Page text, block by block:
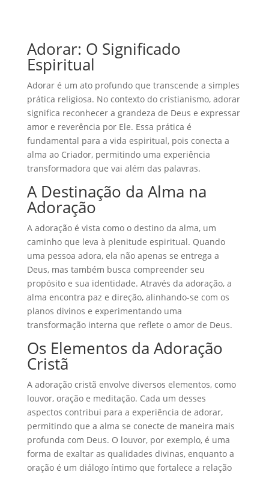
Adorar: O Significado
Espiritual
Adorar é um ato profundo que transcende a simples
prática religiosa. No contexto do cristianismo, adorar
significa reconhecer a grandeza de Deus e expressar
amor e reverência por Ele. Essa prática é
fundamental para a vida espiritual, pois conecta a
alma ao Criador, permitindo uma experiência
transformadora que vai além das palavras.
A Destinação da Alma na
Adoração
A adoração é vista como o destino da alma, um
caminho que leva à plenitude espiritual. Quando
uma pessoa adora, ela não apenas se entrega a
Deus, mas também busca compreender seu
propósito e sua identidade. Através da adoração, a
alma encontra paz e direção, alinhando-se com os
planos divinos e experimentando uma
transformação interna que reflete o amor de Deus.
Os Elementos da Adoração
Cristã
A adoração cristã envolve diversos elementos, como
louvor, oração e meditação. Cada um desses
aspectos contribui para a experiência de adorar,
permitindo que a alma se conecte de maneira mais
profunda com Deus. O louvor, por exemplo, é uma
forma de exaltar as qualidades divinas, enquanto a
oração é um diálogo íntimo que fortalece a relação